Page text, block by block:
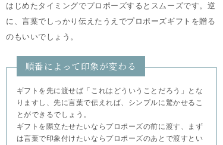
はじめたタイミングでプロポーズするとスムーズです。逆
に、言葉でしっかり伝えたうえでプロポーズギフトを贈る
のもいいでしょう。
順番によって印象が変わる
ギフトを先に渡せば「これはどういうことだろう」とな
りますし、先に言葉で伝えれば、シンプルに驚かせるこ
とができるでしょう。
ギフトを際立たせたいならプロポーズの前に渡す、まず
は言葉で印象付けたいならプロポーズのあとで渡すとい